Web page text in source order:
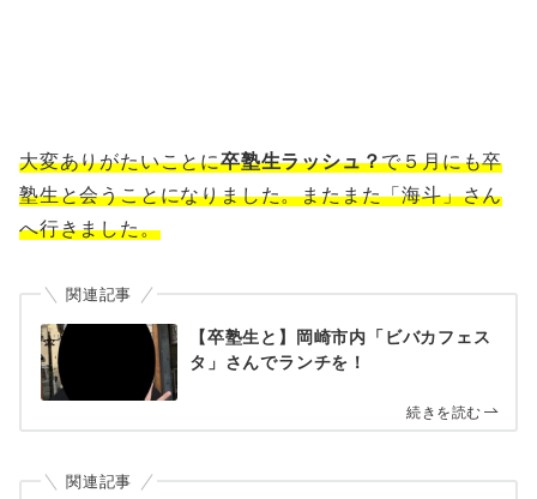
大変ありがたいことに卒塾生ラッシュ？で５月にも卒
塾生と会うことになりました。またまた「海斗」さん
へ行きました。
関連記事
【卒塾生と】岡崎市内「ビバカフェス
タ」さんでランチを！
続きを読む
関連記事